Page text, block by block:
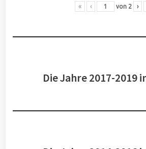
« ‹ von 2 ›
Die Jahre 2017-2019